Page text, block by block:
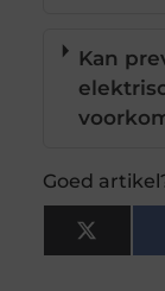
Kan
Goed
X